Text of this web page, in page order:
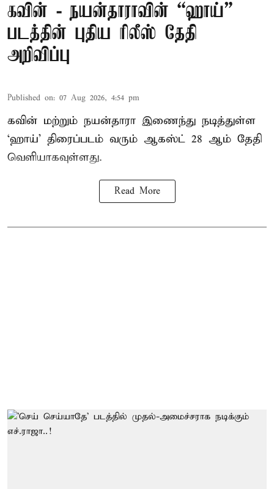
கவின் - நயன்தாராவின் “ஹாய்”
படத்தின் புதிய ரிலீஸ் தேதி
அறிவிப்பு
Published on: 07 Aug 2026, 4:54 pm
கவின் மற்றும் நயன்தாரா இணைந்து நடித்துள்ள
‘ஹாய்’ திரைப்படம் வரும் ஆகஸ்ட் 28 ஆம் தேதி
வெளியாகவுள்ளது.
Read More